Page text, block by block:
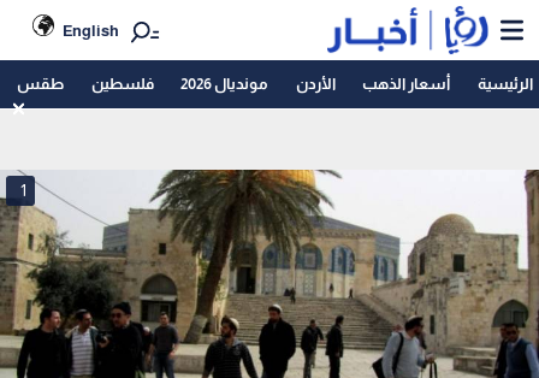
English
الرئيسية أسعار الذهب الأردن مونديال 2026 فلسطين طقس
1